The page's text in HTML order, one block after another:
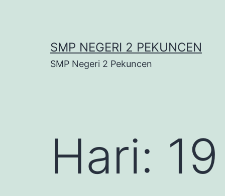
SMP NEGERI 2 PEKUNCEN
SMP Negeri 2 Pekuncen
Hari: